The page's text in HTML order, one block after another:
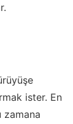
ister. En
zamana